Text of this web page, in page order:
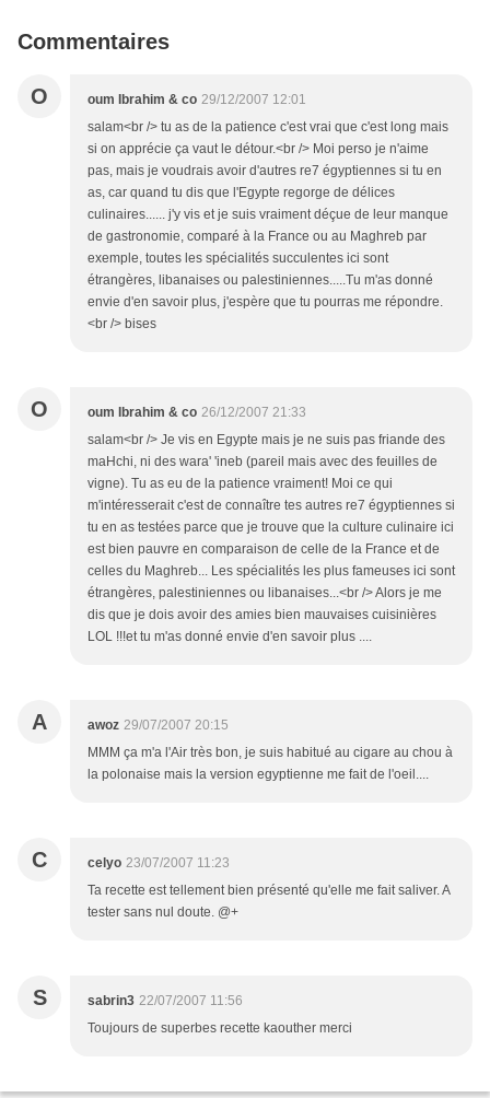
Commentaires
O oum Ibrahim & co 29/12/2007 12:01
salam<br /> tu as de la patience c'est vrai que c'est long mais
si on apprécie ça vaut le détour.<br /> Moi perso je n'aime
pas, mais je voudrais avoir d'autres re7 égyptiennes si tu en
as, car quand tu dis que l'Egypte regorge de délices
culinaires...... j'y vis et je suis vraiment déçue de leur manque
de gastronomie, comparé à la France ou au Maghreb par
exemple, toutes les spécialités succulentes ici sont
étrangères, libanaises ou palestiniennes.....Tu m'as donné
envie d'en savoir plus, j'espère que tu pourras me répondre.
<br /> bises
O oum Ibrahim & co 26/12/2007 21:33
salam<br /> Je vis en Egypte mais je ne suis pas friande des
maHchi, ni des wara' 'ineb (pareil mais avec des feuilles de
vigne). Tu as eu de la patience vraiment! Moi ce qui
m'intéresserait c'est de connaître tes autres re7 égyptiennes si
tu en as testées parce que je trouve que la culture culinaire ici
est bien pauvre en comparaison de celle de la France et de
celles du Maghreb... Les spécialités les plus fameuses ici sont
étrangères, palestiniennes ou libanaises...<br /> Alors je me
dis que je dois avoir des amies bien mauvaises cuisinières
LOL !!!et tu m'as donné envie d'en savoir plus ....
A awoz 29/07/2007 20:15
MMM ça m'a l'Air très bon, je suis habitué au cigare au chou à
la polonaise mais la version egyptienne me fait de l'oeil....
C celyo 23/07/2007 11:23
Ta recette est tellement bien présenté qu'elle me fait saliver. A
tester sans nul doute. @+
S sabrin3 22/07/2007 11:56
Toujours de superbes recette kaouther merci